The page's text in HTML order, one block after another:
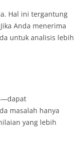
Hal ini tergantung
Anda menerima
untuk analisis lebih
masalah hanya
yang lebih